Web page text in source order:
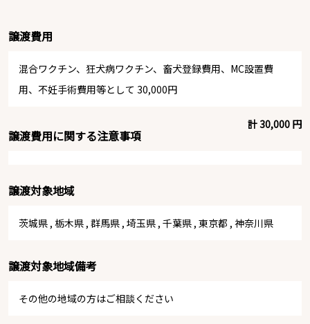
譲渡費用
混合ワクチン、狂犬病ワクチン、畜犬登録費用、MC設置費
用、不妊手術費用等として 30,000円
計 30,000 円
譲渡費用に関する注意事項
譲渡対象地域
茨城県 , 栃木県 , 群馬県 , 埼玉県 , 千葉県 , 東京都 , 神奈川県
譲渡対象地域備考
その他の地域の方はご相談ください